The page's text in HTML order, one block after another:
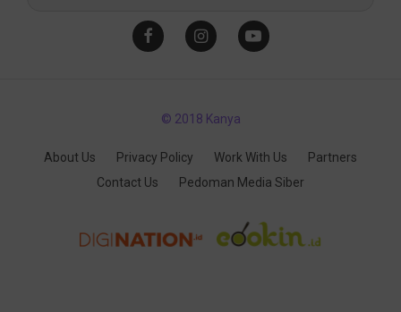
© 2018 Kanya
About Us Privacy Policy Work With Us
Partners
Contact Us
Pedoman Media Siber